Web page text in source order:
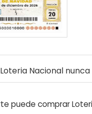
Nacional
puede comprar